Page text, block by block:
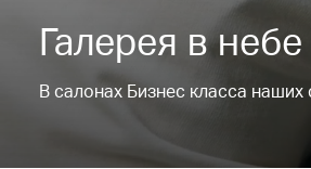
Галерея в небе
В салонах Бизнес класса